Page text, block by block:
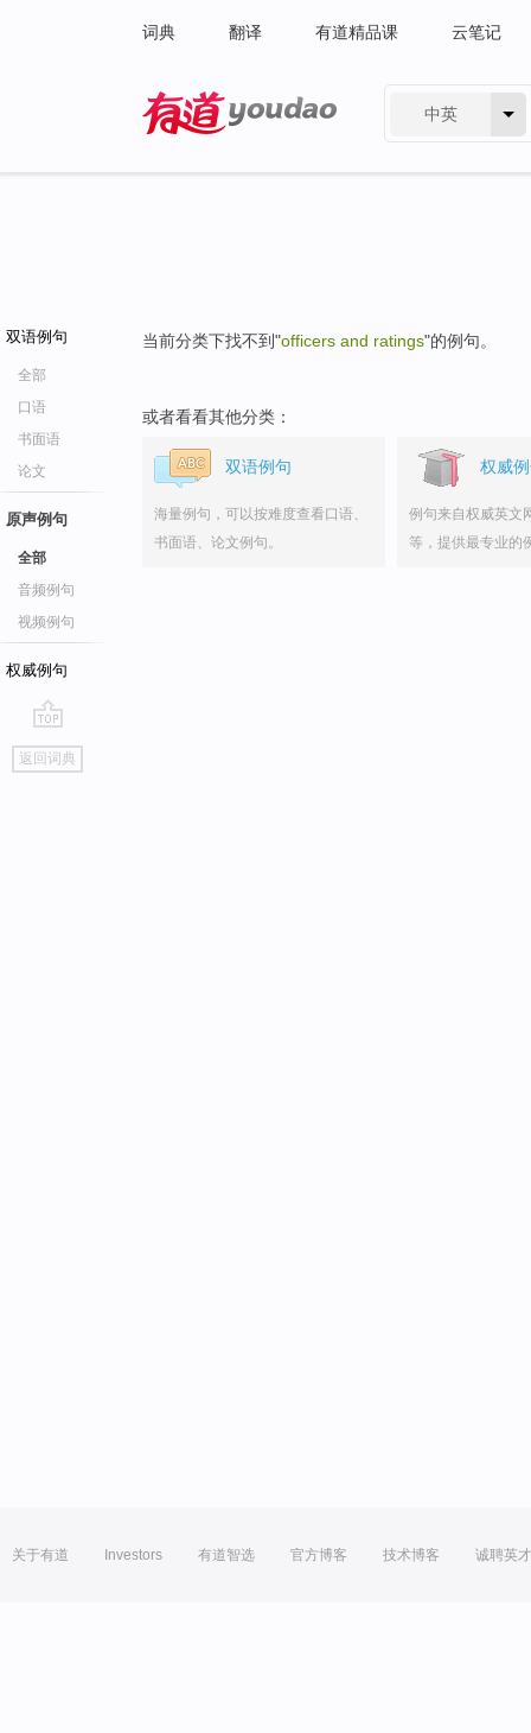
词典 翻译 有道精品课 云笔记
中英
双语例句
全部
口语
书面语
论文
原声例句
全部
音频例句
视频例句
权威例句
go
top
返回词典
当前分类下找不到"officers and ratings"的例句。
或者看看其他分类：
双语例句
海量例句，可以按难度查看口语、
书面语、论文例句。
权威
例句来自权威英文
等，提供最专业的
关于有道 Investors 有道智选 官方博客 技术博客 诚聘英才